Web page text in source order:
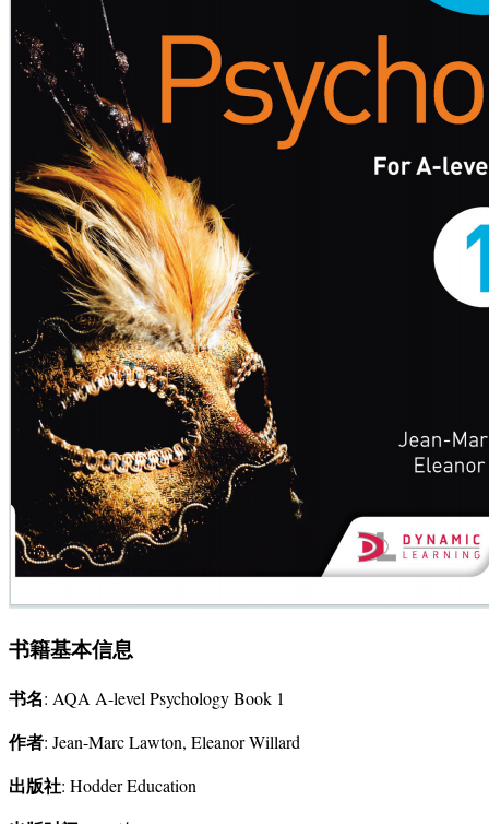
书籍基本信息
书名: AQA A-level Psychology Book 1
作者: Jean-Marc Lawton, Eleanor Willard
出版社: Hodder Education